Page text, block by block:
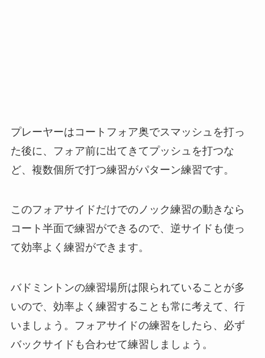
プレーヤーはコートフォア奥でスマッシュを打っ
た後に、フォア前に出てきてプッシュを打つな
ど、複数個所で打つ練習がパターン練習です。
このフォアサイドだけでのノック練習の動きなら
コート半面で練習ができるので、逆サイドも使っ
て効率よく練習ができます。
バドミントンの練習場所は限られていることが多
いので、効率よく練習することも常に考えて、行
いましょう。フォアサイドの練習をしたら、必ず
バックサイドも合わせて練習しましょう。